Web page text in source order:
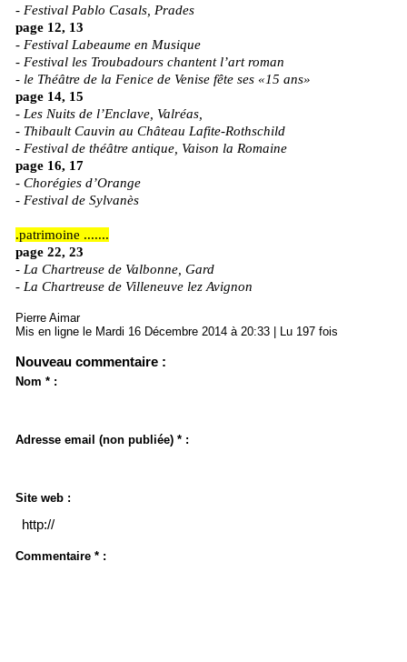
- Festival Pablo Casals, Prades
page 12, 13
- Festival Labeaume en Musique
- Festival les Troubadours chantent l’art roman
- le Théâtre de la Fenice de Venise fête ses «15 ans»
page 14, 15
- Les Nuits de l’Enclave, Valréas,
- Thibault Cauvin au Château Lafite-Rothschild
- Festival de théâtre antique, Vaison la Romaine
page 16, 17
- Chorégies d’Orange
- Festival de Sylvanès
.patrimoine .......
page 22, 23
- La Chartreuse de Valbonne, Gard
- La Chartreuse de Villeneuve lez Avignon
Pierre Aimar
Mis en ligne le Mardi 16 Décembre 2014 à 20:33 | Lu 197 fois
Nouveau commentaire :
Nom * :
Adresse email (non publiée) * :
Site web :
Commentaire * :